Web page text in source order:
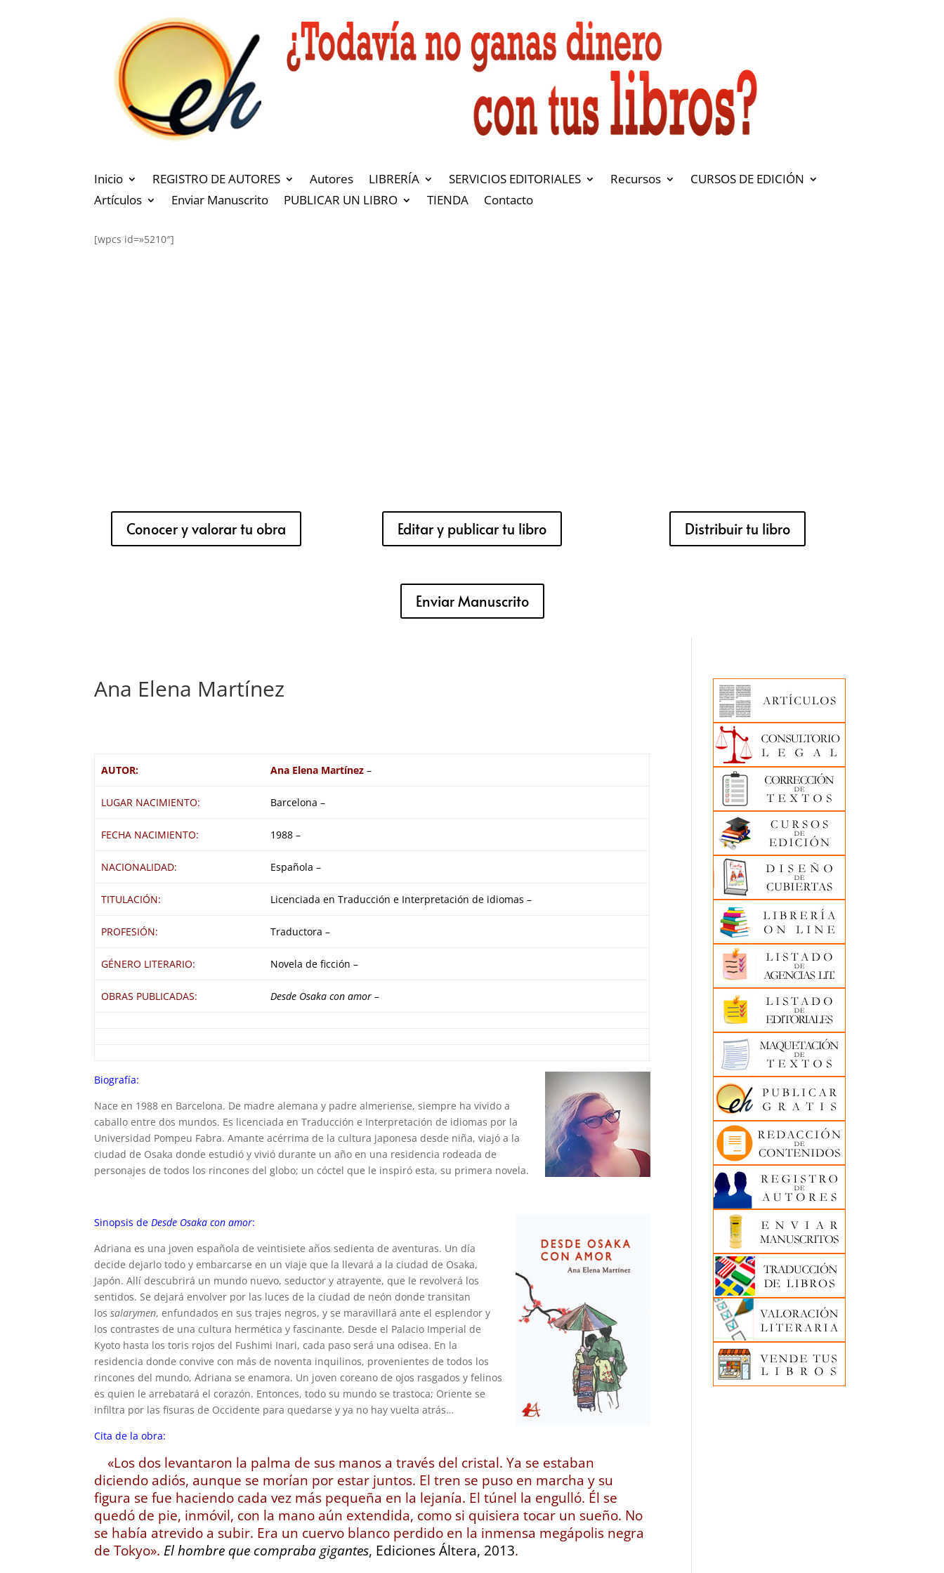
Inicio REGISTRO DE AUTORES Autores LIBRERÍA SERVICIOS EDITORIALES Recursos
CURSOS DE EDICIÓN
Artículos
Enviar Manuscrito PUBLICAR UN LIBRO TIENDA Contacto
[wpcs id=»5210″]
Conocer y valorar tu obra Editar y publicar tu libro Distribuir tu libro
Enviar Manuscrito
Ana Elena Martínez
AUTOR: Ana Elena Martínez–
LUGAR NACIMIENTO: Barcelona –
FECHA NACIMIENTO: 1988 –
NACIONALIDAD: Española –
TITULACIÓN: Licenciada en Traducción e Interpretación de idiomas –
PROFESIÓN: Traductora –
GÉNERO LITERARIO: Novela de ficción –
OBRAS PUBLICADAS: Desde Osaka con amor–
Biografía:
Nace en 1988 en Barcelona. De madre alemana y padre almeriense, siempre ha vivido a
caballo entre dos mundos. Es licenciada en Traducción e Interpretación de idiomas por la
Universidad Pompeu Fabra. Amante acérrima de la cultura japonesa desde niña, viajó a la
ciudad de Osaka donde estudió y vivió durante un año en una residencia rodeada de
personajes de todos los rincones del globo; un cóctel que le inspiró esta, su primera novela.
Sinopsis deDesde Osaka con amor:
Adriana es una joven española de veintisiete años sedienta de aventuras. Un día
decide dejarlo todo y embarcarse en un viaje que la llevará a la ciudad de Osaka,
Japón. Allí descubrirá un mundo nuevo, seductor y atrayente, que le revolverá los
sentidos. Se dejará envolver por las luces de la ciudad de neón donde transitan
lossalarymen, enfundados en sus trajes negros, y se maravillará ante el esplendor y
los contrastes de una cultura hermética y fascinante. Desde el Palacio Imperial de
Kyoto hasta los toris rojos del Fushimi Inari, cada paso será una odisea. En la
residencia donde convive con más de noventa inquilinos, provenientes de todos los
rincones del mundo, Adriana se enamora. Un joven coreano de ojos rasgados y felinos
es quien le arrebatará el corazón. Entonces, todo su mundo se trastoca; Oriente se
infiltra por las fisuras de Occidente para quedarse y ya no hay vuelta atrás…
Cita de la obra:
«Los dos levantaron la palma de sus manos a través del cristal. Ya se estaban
diciendo adiós, aunque se morían por estar juntos. El tren se puso en marcha y su
figura se fue haciendo cada vez más pequeña en la lejanía. El túnel la engulló. Él se
quedó de pie, inmóvil, con la mano aún extendida, como si quisiera tocar un sueño. No
se había atrevido a subir. Era un cuervo blanco perdido en la inmensa megápolis negra
de Tokyo».El hombre que compraba gigantes, Ediciones Áltera, 2013.